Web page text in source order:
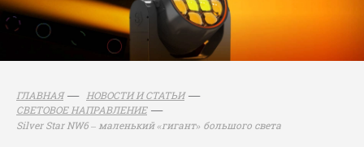
ГЛАВНАЯ
НОВОСТИ И СТАТЬИ
СВЕТОВОЕ НАПРАВЛЕНИЕ
Silver Star NW6 – маленький «гигант» большого света